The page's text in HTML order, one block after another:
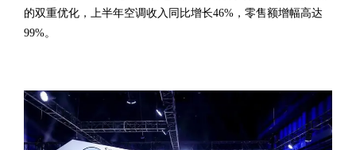
的双重优化，上半年空调收入同比增长46%，零售额增幅高达
99%。